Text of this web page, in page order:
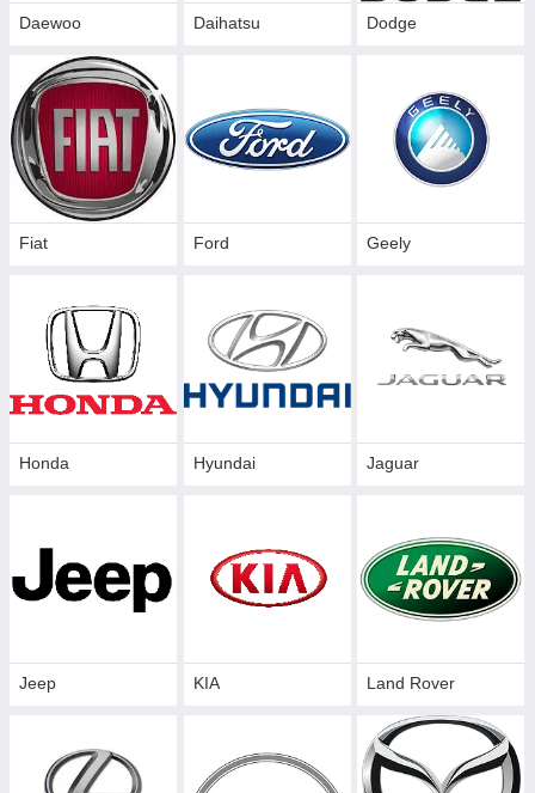
Daewoo Daihatsu Dodge
Fiat Ford Geely
Honda Hyundai Jaguar
Jeep KIA Land Rover